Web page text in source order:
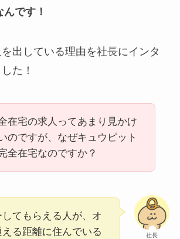
んです！
出している理由を社長にインタ
た！
在宅の求人ってあまり見かけ
のですが、なぜキュウピット
全在宅なのですか？
社長
てもらえる人が、オ
る距離に住んでいる